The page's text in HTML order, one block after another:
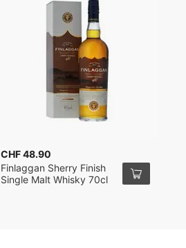
CHF 48.90
Finlaggan Sherry Finish
Single Malt Whisky 70cl